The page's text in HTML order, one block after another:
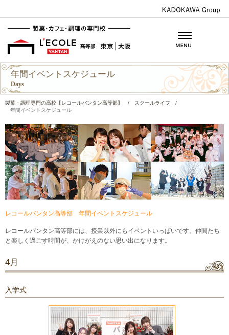
年間イベントスケジュール
Days
製菓・調理専門の高校【レコールバンタン高等部】 / スクールライフ
/
年間イベントスケジュール
レコールバンタン高等部 年間イベントスケジュール
レコールバンタン高等部には、授業以外にもイベントいっぱいです。仲間たち
と楽しく過ごす時間が、かけがえのない思い出になります。
4月
入学式